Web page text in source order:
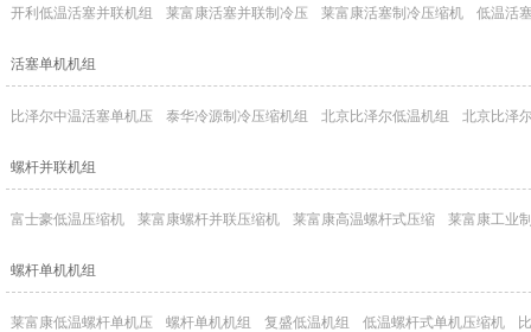
开利低温活塞并联机组 莱富康活塞并联制冷压 莱富康活塞制冷压缩机 低温活
活塞单机机组
比泽尔中温活塞单机压 泰华冷源制冷压缩机组 北京比泽尔低温机组 北京比泽
螺杆并联机组
富士豪低温压缩机 莱富康螺杆并联压缩机 莱富康高温螺杆式压缩 莱富康工业
螺杆单机机组
莱富康低温螺杆单机压 螺杆单机机组 复盛低温机组 低温螺杆式单机压缩机